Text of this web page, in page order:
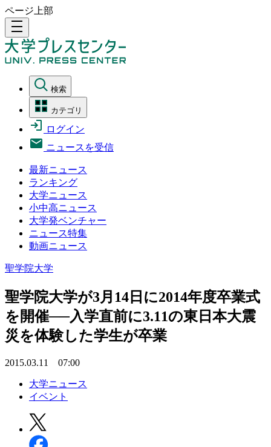
ページ上部
density_medium
検索
カテゴリ
ログイン
ニュースを受信
最新ニュース
ランキング
大学ニュース
小中高ニュース
大学発ベンチャー
ニュース特集
動画ニュース
聖学院大学
聖学院大学が3月14日に2014年度卒業式
を開催──入学直前に3.11の東日本大震
災を体験した学生が卒業
2015.03.11 07:00
大学ニュース
イベント